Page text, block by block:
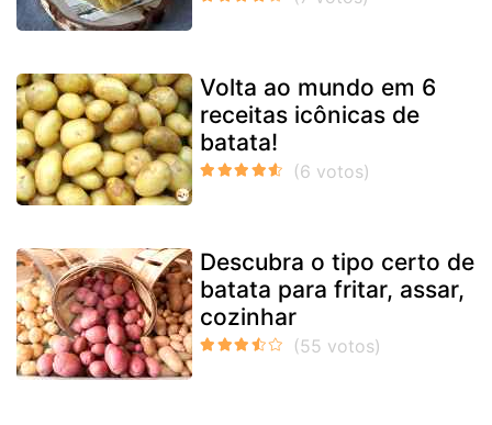
Volta ao mundo em 6
receitas icônicas de
batata!
Descubra o tipo certo de
batata para fritar, assar,
cozinhar